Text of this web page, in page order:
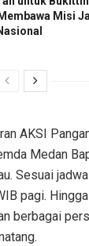
Misi
AKSI
Medan
Sesuai
pagi.
berbagai